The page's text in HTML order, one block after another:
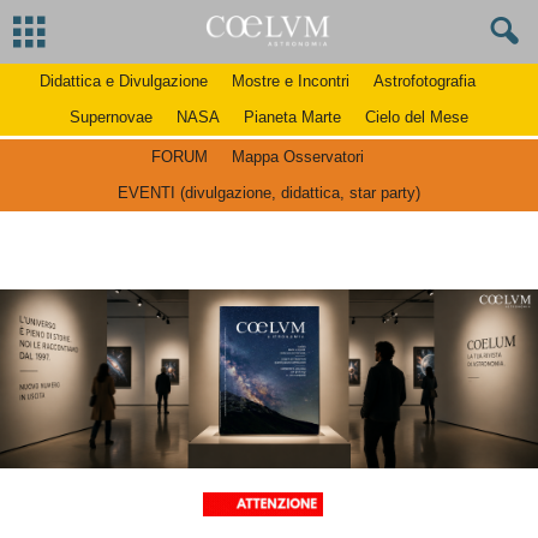
Didattica e Divulgazione Mostre e Incontri
Astrofotografia
Supernovae
NASA Pianeta Marte Cielo del Mese
FORUM
Mappa Osservatori
EVENTI (divulgazione, didattica, star party)